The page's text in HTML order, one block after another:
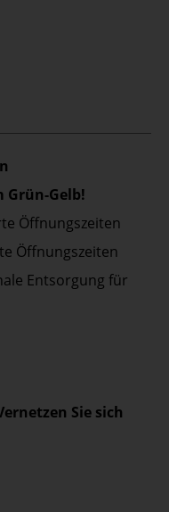
Grün-Gelb!
Öffnungszeiten
Öffnungszeiten
Entsorgung für
Sie sich